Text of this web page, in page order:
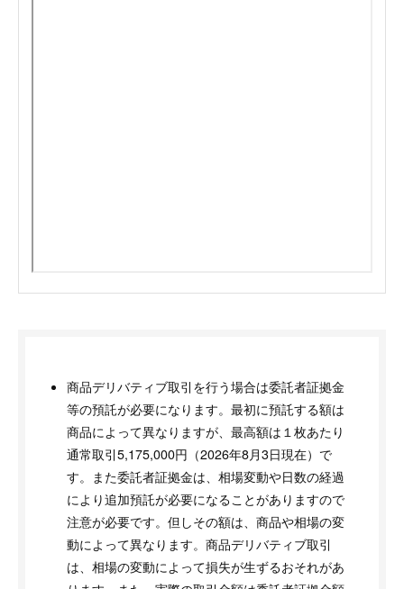
商品デリバティブ取引を行う場合は委託者証拠金
等の預託が必要になります。最初に預託する額は
商品によって異なりますが、最高額は１枚あたり
通常取引5,175,000円（2026年8月3日現在）で
す。また委託者証拠金は、相場変動や日数の経過
により追加預託が必要になることがありますので
注意が必要です。但しその額は、商品や相場の変
動によって異なります。商品デリバティブ取引
は、相場の変動によって損失が生ずるおそれがあ